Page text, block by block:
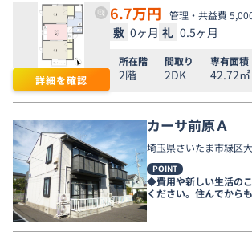
詳細を確認
6.7万円 管理・共益費
敷 0ヶ月 礼 0.5ヶ月
所在階
2階
間取り
2DK
専有面積
42.72㎡
カーサ前原Ａ
埼玉県さいたま市緑区
POINT
◆費用や新しい生活の
ください。住んでから
しをお手伝いします◆